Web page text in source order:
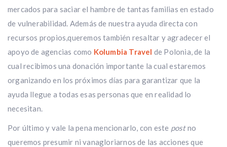
mercados para saciar el hambre de tantas familias en estado
de vulnerabilidad. Además de nuestra ayuda directa con
recursos propios,queremos también resaltar y agradecer el
apoyo de agencias como Kolumbia Travel de Polonia, de la
cual recibimos una donación importante la cual estaremos
organizando en los próximos días para garantizar que la
ayuda llegue a todas esas personas que en realidad lo
necesitan.
Por último y vale la pena mencionarlo, con este postno
queremos presumir ni vanagloriarnos de las acciones que